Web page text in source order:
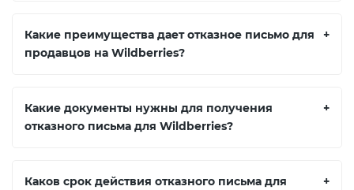
Какие преимущества дает отказное письмо для
продавцов на Wildberries?
+
Какие документы нужны для получения
отказного письма для Wildberries?
+
Каков срок действия отказного письма для
+